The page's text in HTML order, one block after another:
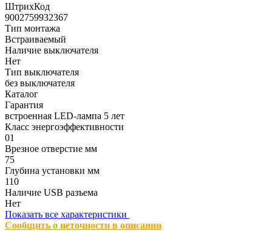
ШтрихКод
9002759932367
Тип монтажа
Встраиваемый
Наличие выключателя
Нет
Тип выключателя
без выключателя
Каталог
Гарантия
встроенная LED-лампа 5 лет
Класс энергоэффективности
01
Врезное отверстие мм
75
Глубина установки мм
110
Наличие USB разъема
Нет
Показать все характеристики
Сообщить о неточности в описании